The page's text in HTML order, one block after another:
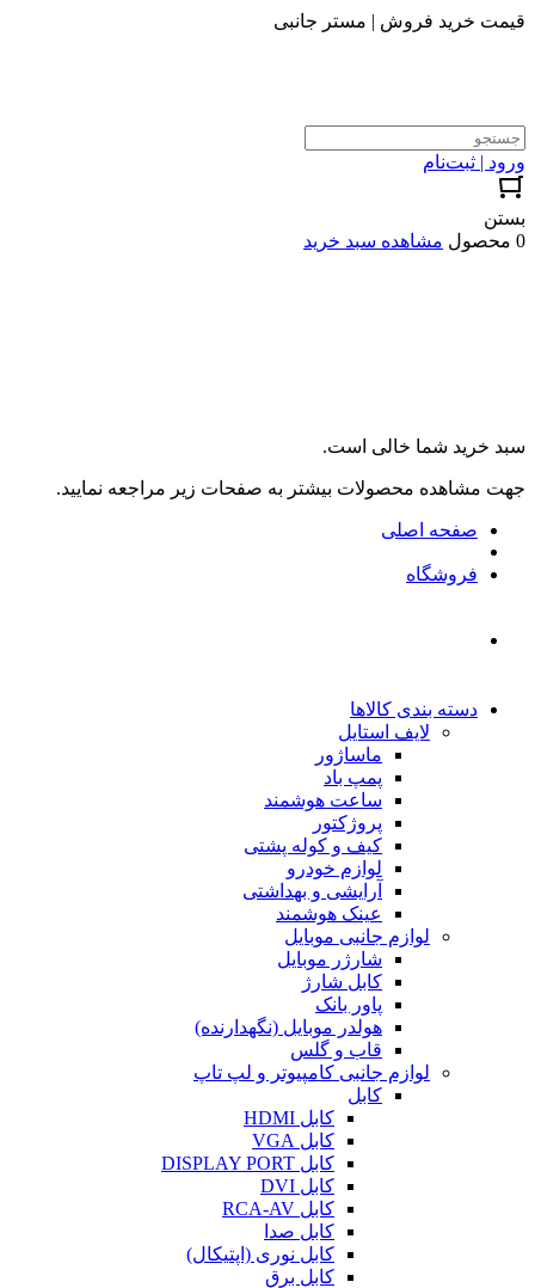
قیمت خرید فروش | مستر جانبی
ورود | ثبت‌نام
بستن
0 محصول
مشاهده سبد خرید
سبد خرید شما خالی است.
جهت مشاهده محصولات بیشتر به صفحات زیر مراجعه نمایید.
صفحه اصلی
فروشگاه
دسته بندی کالاها
لایف استایل
ماساژور
پمپ باد
ساعت هوشمند
پروژکتور
کیف و کوله پشتی
لوازم خودرو
آرایشی و بهداشتی
عینک هوشمند
لوازم جانبی موبایل
شارژر موبایل
کابل شارژ
پاور بانک
هولدر موبایل (نگهدارنده)
قاب و گلس
لوازم جانبی کامپیوتر و لپ تاپ
کابل
کابل HDMI
کابل VGA
کابل DISPLAY PORT
کابل DVI
کابل RCA-AV
کابل صدا
کابل نوری (اپتیکال)
کابل برق